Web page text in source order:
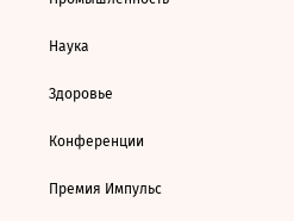
Наука
Здоровье
Конференции
Премия Импульс